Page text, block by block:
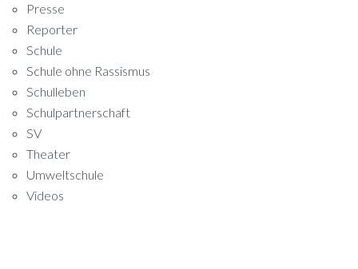
Presse
Reporter
Schule
Schule ohne Rassismus
Schulleben
Schulpartnerschaft
SV
Theater
Umweltschule
Videos